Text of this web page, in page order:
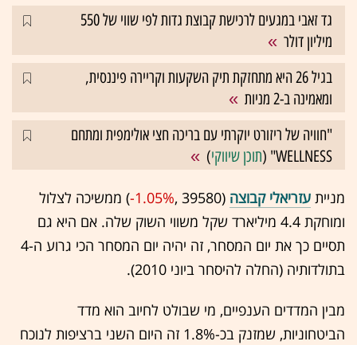
גד זאבי במגעים לרכישת קבוצת גדות לפי שווי של 550
מיליון דולר
בגיל 26 היא מתחזקת תיק השקעות וקריירה פיננסית,
ומאמינה ב-2 מניות
"חוויה של ריזורט יוקרתי עם בריכה חצי אולימפית ומתחם
WELLNESS" (
תוכן שיווקי)
מניית עזריאלי קבוצה (39580 ,‎
-1.05%‏) ממשיכה לצלול
ומוחקת 4.4 מיליארד שקל משווי השוק שלה. אם היא גם
תסיים כך את יום המסחר, זה יהיה יום המסחר הכי גרוע ה-4
בתולדותיה (החלה להיסחר ביוני 2010).
מבין המדדים הענפיים, מי שבולט לחיוב הוא מדד
הביטחוניות, שמזנק בכ-1.8% זה היום השני ברציפות לנוכח